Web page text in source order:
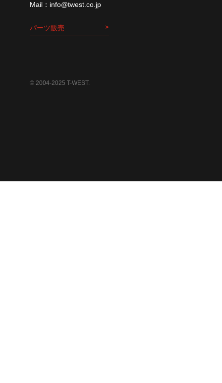
info@twest.co.jp
パーツ販売
© 2004-2025 T-WEST.